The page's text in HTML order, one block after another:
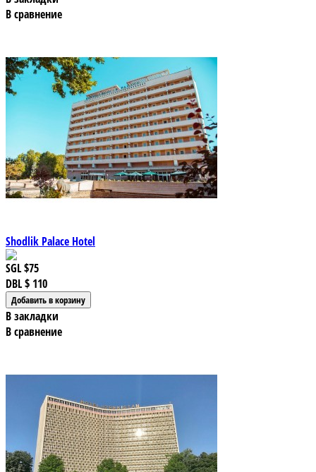
В сравнение
Shodlik Palace Hotel
SGL$75
DBL$ 110
В закладки
В сравнение